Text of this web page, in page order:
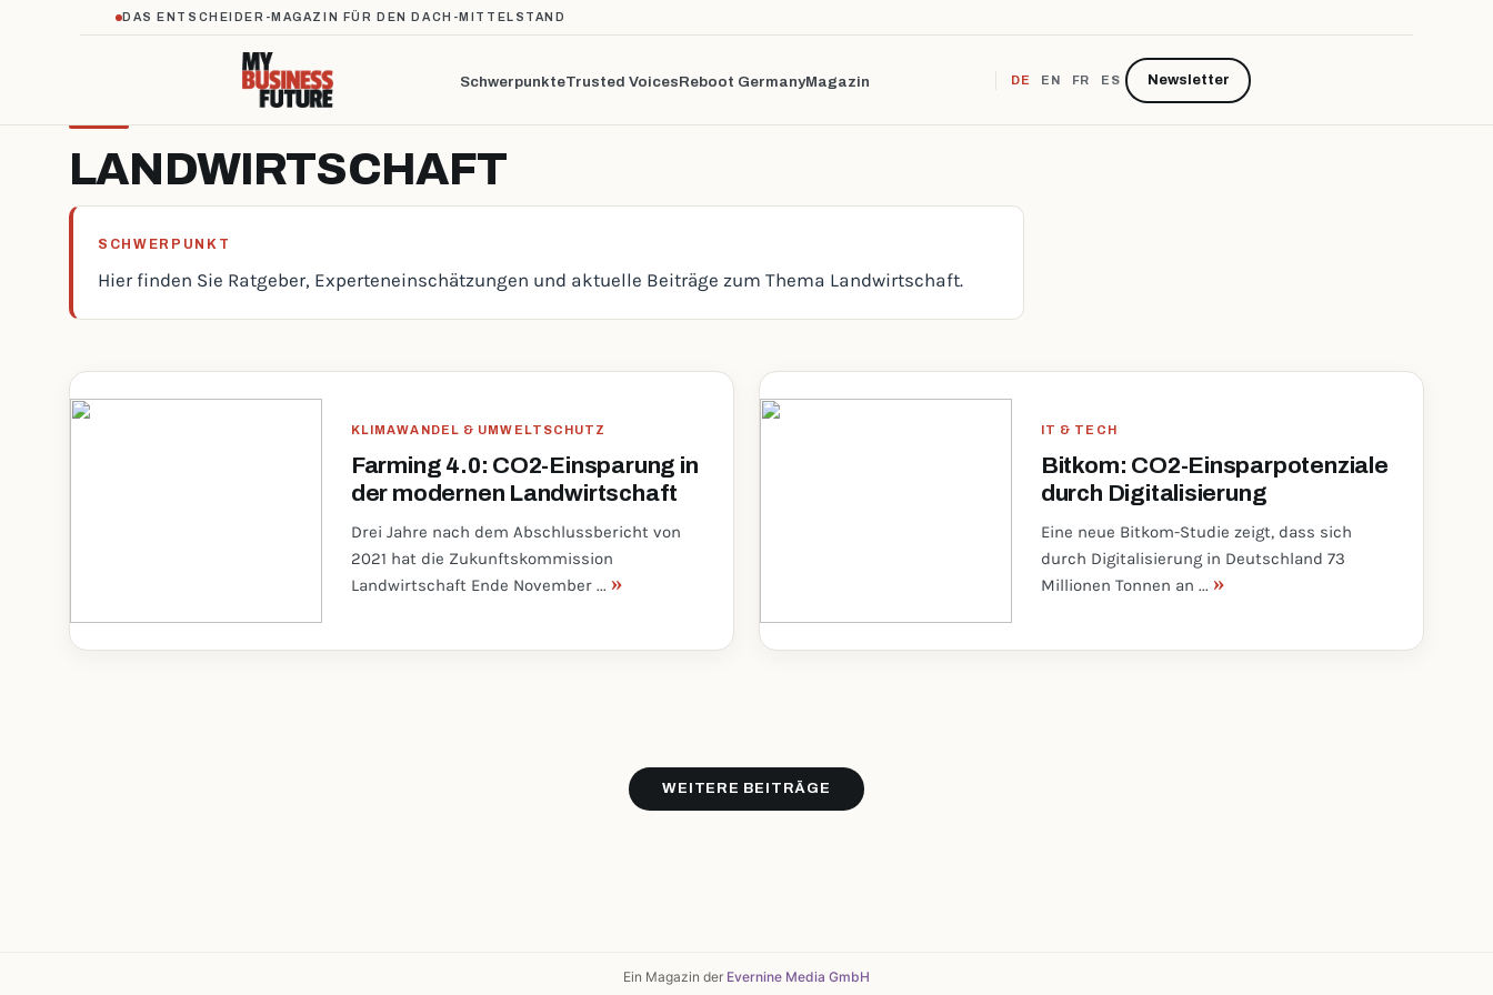
LANDWIRTSCHAFT
SCHWERPUNKT
Hier finden Sie Ratgeber, Experteneinschätzungen und aktuelle Beiträge zum Thema Landwirtschaft.
KLIMAWANDEL & UMWELTSCHUTZ
Farming 4.0: CO2-Einsparung in
der modernen Landwirtschaft
Drei Jahre nach dem Abschlussbericht von
2021 hat die Zukunftskommission
Landwirtschaft Ende November ... »
IT & TECH
Bitkom: CO2-Einsparpotenziale
durch Digitalisierung
Eine neue Bitkom-Studie zeigt, dass sich
durch Digitalisierung in Deutschland 73
Millionen Tonnen an ... »
WEITERE BEITRÄGE
Ein Magazin der Evernine Media GmbH
DAS ENTSCHEIDER-MAGAZIN FÜR DEN DACH-MITTELSTAND
SchwerpunkteTrusted VoicesReboot GermanyMagazin DE EN FR ES Newsletter